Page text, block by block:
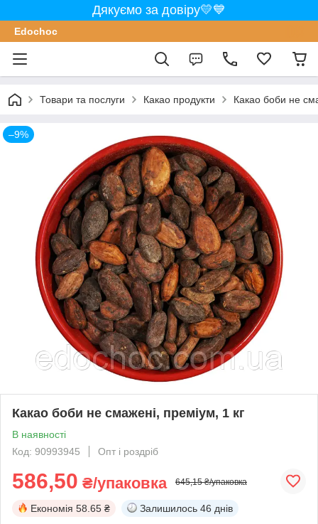
Дякуємо за довіру💛💙
Edochoс
Товари та послуги Какао продукти Какао боби не
–9%
Какао боби не смажені, преміум, 1 кг
В наявності
Код: 90993945
Опт і роздріб
586,50 ₴/упаковка 645,15 ₴/упаковка
Економія 58.65 ₴ Залишилось 46 днів